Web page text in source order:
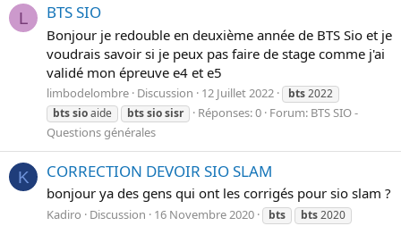
L BTS SIO
Bonjour je redouble en deuxième année de BTS Sio et je
voudrais savoir si je peux pas faire de stage comme j'ai
validé mon épreuve e4 et e5
limbodelombre Discussion 12 Juillet 2022 bts2022
btssioaide btssiosisr Réponses: 0 Forum: BTS SIO -
Questions générales
K CORRECTION DEVOIR SIO SLAM
bonjour ya des gens qui ont les corrigés pour sio slam ?
Kadiro Discussion 16 Novembre 2020 bts bts2020